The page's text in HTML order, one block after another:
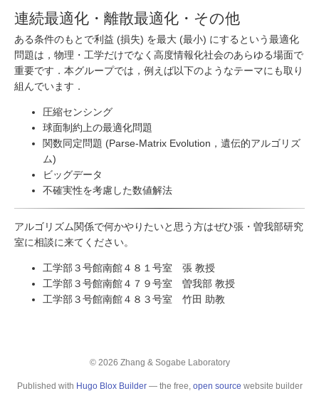
連続最適化・離散最適化・その他
ある条件のもとで利益 (損失) を最大 (最小) にするという最適化
問題は，物理・工学だけでなく高度情報化社会のあらゆる場面で
重要です．本グループでは，例えば以下のようなテーマにも取り
組んでいます．
圧縮センシング
球面制約上の最適化問題
関数同定問題 (Parse-Matrix Evolution，遺伝的アルゴリズ
ム)
ビッグデータ
不確実性を考慮した数値解法
アルゴリズム関係で何かやりたいと思う方はぜひ張・曽我部研究
室に相談に来てください。
工学部３号館南館４８１号室 張 教授
工学部３号館南館４７９号室 曽我部 教授
工学部３号館南館４８３号室 竹田 助教
© 2026 Zhang & Sogabe Laboratory
Published with Hugo Blox Builder— the free, open source website builder